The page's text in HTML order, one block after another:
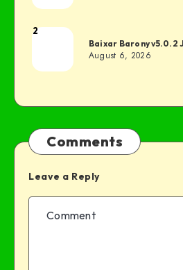
2
Baixar Barony v5.0.2
August 6, 2026
Comments
Leave a Reply